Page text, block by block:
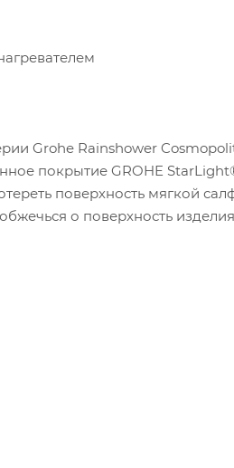
Grohe Rainshower
покрытие GROHE
поверхность мягкой
о поверхность